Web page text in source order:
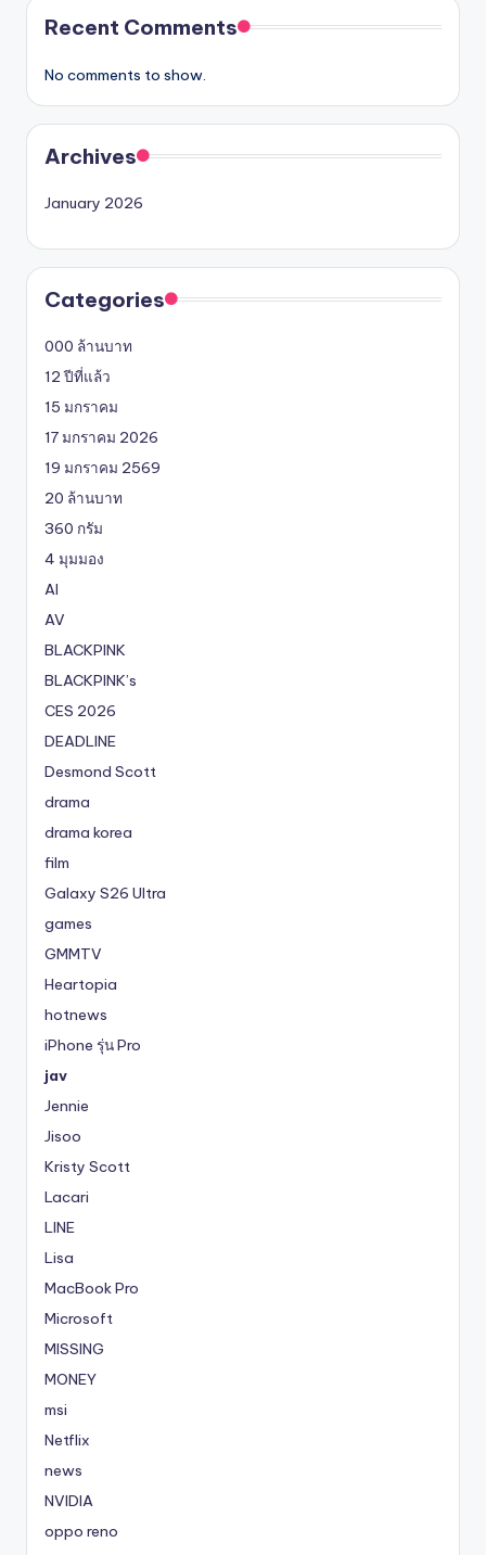
Recent Comments
No comments to show.
Archives
January 2026
Categories
000 ล้านบาท
12 ปีที่แล้ว
15 มกราคม
17 มกราคม 2026
19 มกราคม 2569
20 ล้านบาท
360 กรัม
4 มุมมอง
AI
AV
BLACKPINK
BLACKPINK’s
CES 2026
DEADLINE
Desmond Scott
drama
drama korea
film
Galaxy S26 Ultra
games
GMMTV
Heartopia
hotnews
iPhone รุ่น Pro
jav
Jennie
Jisoo
Kristy Scott
Lacari
LINE
Lisa
MacBook Pro
Microsoft
MISSING
MONEY
msi
Netflix
news
NVIDIA
oppo reno